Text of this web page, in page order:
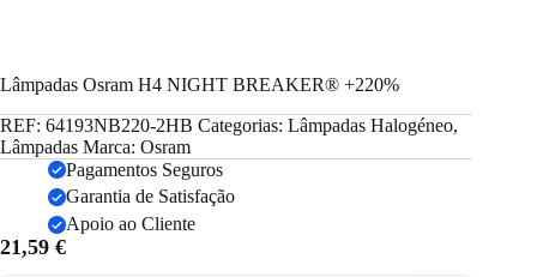
Lâmpadas Osram H4 NIGHT BREAKER® +220%
REF: 64193NB220-2HB Categorias: Lâmpadas Halogéneo,
Lâmpadas Marca: Osram
Pagamentos Seguros
Garantia de Satisfação
Apoio ao Cliente
21,59 €